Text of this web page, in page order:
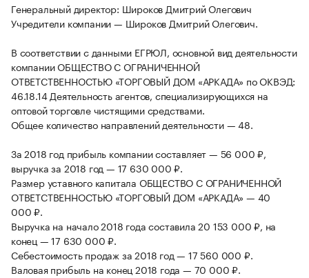
Генеральный директор: Широков Дмитрий Олегович
Учредители компании — Широков Дмитрий Олегович.
В соответствии с данными ЕГРЮЛ, основной вид деятельности
компании ОБЩЕСТВО С ОГРАНИЧЕННОЙ
ОТВЕТСТВЕННОСТЬЮ «ТОРГОВЫЙ ДОМ «АРКАДА» по ОКВЭД:
46.18.14 Деятельность агентов, специализирующихся на
оптовой торговле чистящими средствами.
Общее количество направлений деятельности — 48.
За 2018 год прибыль компании составляет — 56 000 ₽,
выручка за 2018 год — 17 630 000 ₽.
Размер уставного капитала ОБЩЕСТВО С ОГРАНИЧЕННОЙ
ОТВЕТСТВЕННОСТЬЮ «ТОРГОВЫЙ ДОМ «АРКАДА» — 40
000 ₽.
Выручка на начало 2018 года составила 20 153 000 ₽, на
конец — 17 630 000 ₽.
Себестоимость продаж за 2018 год — 17 560 000 ₽.
Валовая прибыль на конец 2018 года — 70 000 ₽.